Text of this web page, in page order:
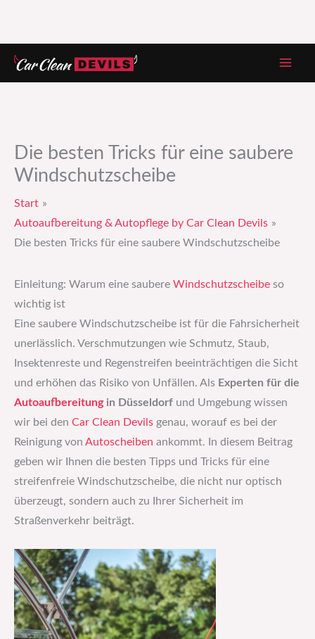
Zum
Inhalt
Die besten Tricks für eine saubere
Windschutzscheibe
Start
Autoaufbereitung & Autopflege by Car Clean Devils
Die besten Tricks für eine saubere Windschutzscheibe
Einleitung: Warum eine saubere Windschutzscheibe so
wichtig ist
Eine saubere Windschutzscheibe ist für die Fahrsicherheit
unerlässlich. Verschmutzungen wie Schmutz, Staub,
Insektenreste und Regenstreifen beeinträchtigen die Sicht
und erhöhen das Risiko von Unfällen. Als Experten für die
Autoaufbereitungin Düsseldorf und Umgebung wissen
wir bei den Car Clean Devils genau, worauf es bei der
Reinigung von Autoscheiben ankommt. In diesem Beitrag
geben wir Ihnen die besten Tipps und Tricks für eine
streifenfreie Windschutzscheibe, die nicht nur optisch
überzeugt, sondern auch zu Ihrer Sicherheit im
Straßenverkehr beiträgt.